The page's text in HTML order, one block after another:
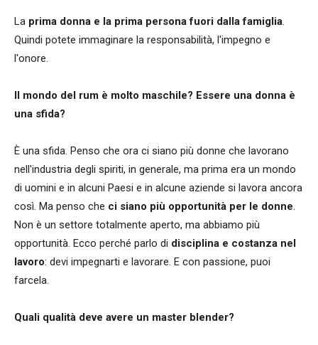
La prima donna e la prima persona fuori dalla famiglia.
Quindi potete immaginare la responsabilità, l'impegno e
l'onore.
Il mondo del rum è molto maschile? Essere una donna è
una sfida?
È una sfida. Penso che ora ci siano più donne che lavorano
nell'industria degli spiriti, in generale, ma prima era un mondo
di uomini e in alcuni Paesi e in alcune aziende si lavora ancora
così. Ma penso che ci siano più opportunità per le donne.
Non è un settore totalmente aperto, ma abbiamo più
opportunità. Ecco perché parlo di disciplina e costanza nel
lavoro: devi impegnarti e lavorare. E con passione, puoi
farcela.
Quali qualità deve avere un master blender?